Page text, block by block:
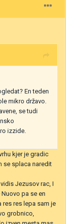
En teden
mikro državo.
se tudi
izzide.
kjer je gradic
se splaca naredit
Jezusov rac, I
pa se en
res res lepa sam je
grobnico,